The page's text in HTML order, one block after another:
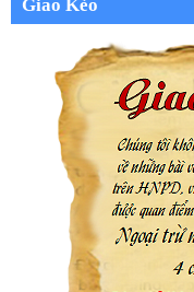
Giao Kèo